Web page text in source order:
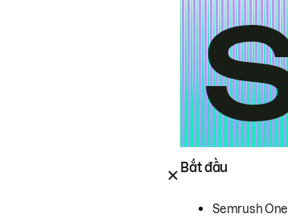
Bắt đầu
Semrush One